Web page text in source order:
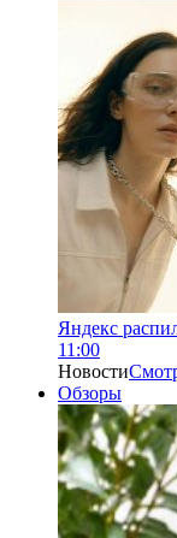
Яндекс
11:00
Новости
Обзоры